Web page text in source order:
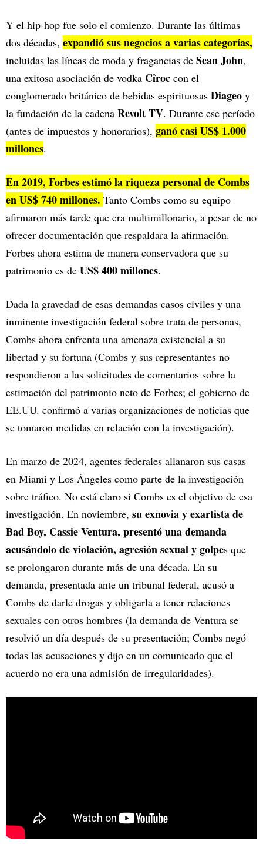
Y el hip-hop fue solo el comienzo. Durante las últimas
dos décadas, expandió sus negocios a varias categorías,
incluidas las líneas de moda y fragancias de Sean John,
una exitosa asociación de vodka Cîroc con el
conglomerado británico de bebidas espirituosas Diageo y
la fundación de la cadena Revolt TV. Durante ese período
(antes de impuestos y honorarios), ganó casi US$ 1.000
millones.
En 2019, Forbes estimó la riqueza personal de Combs
en US$ 740 millones. Tanto Combs como su equipo
afirmaron más tarde que era multimillonario, a pesar de no
ofrecer documentación que respaldara la afirmación.
Forbes ahora estima de manera conservadora que su
patrimonio es de US$ 400 millones.
Dada la gravedad de esas demandas casos civiles y una
inminente investigación federal sobre trata de personas,
Combs ahora enfrenta una amenaza existencial a su
libertad y su fortuna (Combs y sus representantes no
respondieron a las solicitudes de comentarios sobre la
estimación del patrimonio neto de Forbes; el gobierno de
EE.UU. confirmó a varias organizaciones de noticias que
se tomaron medidas en relación con la investigación).
En marzo de 2024, agentes federales allanaron sus casas
en Miami y Los Ángeles como parte de la investigación
sobre tráfico. No está claro si Combs es el objetivo de esa
investigación. En noviembre, su exnovia y exartista de
Bad Boy, Cassie Ventura, presentó una demanda
acusándolo de violación, agresión sexual y golpes que
se prolongaron durante más de una década. En su
demanda, presentada ante un tribunal federal, acusó a
Combs de darle drogas y obligarla a tener relaciones
sexuales con otros hombres (la demanda de Ventura se
resolvió un día después de su presentación; Combs negó
todas las acusaciones y dijo en un comunicado que el
acuerdo no era una admisión de irregularidades).